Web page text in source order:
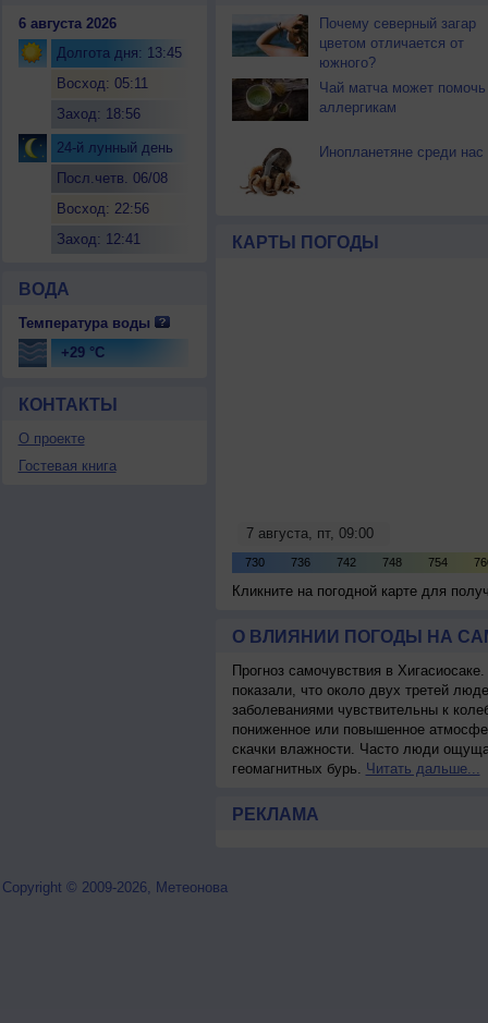
6 августа 2026
Долгота дня: 13:45
Восход: 05:11
Заход: 18:56
24-й лунный день
Посл.четв. 06/08
Восход: 22:56
Заход: 12:41
ВОДА
Температура воды
+29 °C
КОНТАКТЫ
О проекте
Гостевая книга
Почему северный загар
цветом отличается от
южного?
Чай матча может помочь
аллергикам
Инопланетяне среди нас
КАРТЫ ПОГОДЫ
Кликните на погодной карте для
О ВЛИЯНИИ ПОГОДЫ НА
Прогноз самочувствия в
показали, что около двух третей
заболеваниями чувствительны к
пониженное или повышенное
скачки влажности. Часто люди
геомагнитных бурь. Читать дальше...
РЕКЛАМА
Copyright © 2009-2026, Метеонова